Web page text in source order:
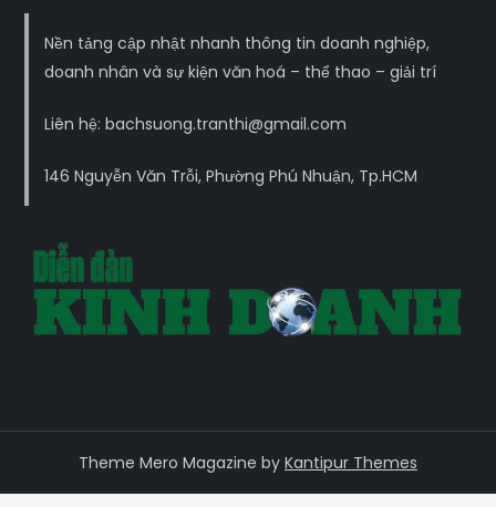
Nền tảng cập nhật nhanh thông tin doanh nghiệp,
doanh nhân và sự kiện văn hoá – thể thao – giải trí
Liên hệ: bachsuong.tranthi@gmail.com
146 Nguyễn Văn Trỗi, Phường Phú Nhuận, Tp.HCM
Theme Mero Magazine by Kantipur Themes